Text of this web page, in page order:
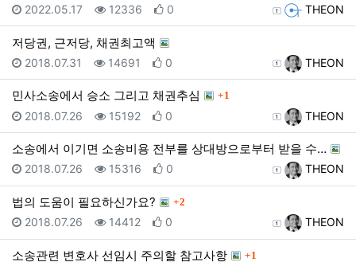
등록자 THEON
등록일
2022.05.17 조회
12336 추천
0
저당권, 근저당, 채권최고액
등록자 THEON
등록일
2018.07.31 조회
14691 추천
0
민사소송에서 승소 그리고 채권추심 댓글
1
등록자 THEON
등록일
2018.07.26 조회
15192 추천
0
소송에서 이기면 소송비용 전부를 상대방으로부터 받을 수…
등록자 THEON
등록일
2018.07.26 조회
15316 추천
0
법의 도움이 필요하신가요? 댓글
2
등록자 THEON
등록일
2018.07.26 조회
14412 추천
0
소송관련 변호사 선임시 주의할 참고사항 댓글
1